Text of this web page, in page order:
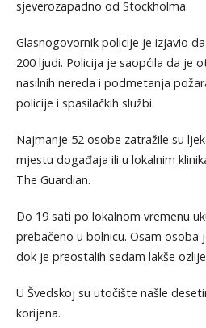
sjeverozapadno od Stockholma.
Glasnogovornik policije je izjavio
200 ljudi. Policija je saopćila da je
nasilnih nereda i podmetanja
policije i spasilačkih službi.
Najmanje 52 osobe zatražile su
mjestu događaja ili u lokalnim
The Guardian.
Do 19 sati po lokalnom vremenu
prebačeno u bolnicu. Osam osoba
dok je preostalih sedam lakše
U Švedskoj su utočište našle
korijena.